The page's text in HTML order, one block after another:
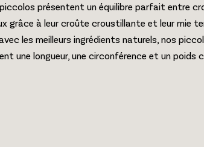
présentent un équilibre parfait entre
grâce à leur croûte croustillante et leur mie
les meilleurs ingrédients naturels, nos
une longueur, une circonférence et un poids